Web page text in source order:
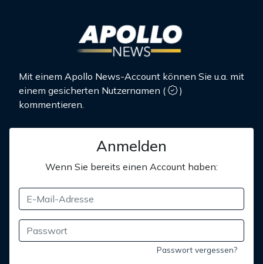
Mit einem Apollo News-Account können Sie u.a. mit
einem gesicherten Nutzernamen (
)
kommentieren.
Anmelden
Wenn Sie bereits einen Account haben:
Passwort vergessen?